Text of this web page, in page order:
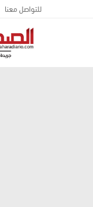
للتواصل معنا